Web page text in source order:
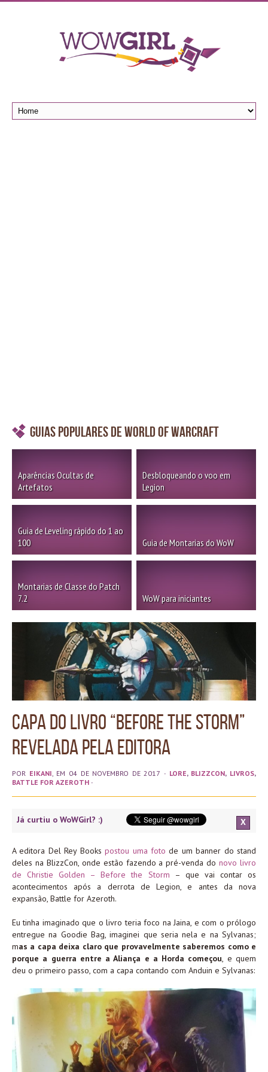
Guias Populares de World of Warcraft
Aparências Ocultas de
Artefatos
Desbloqueando o voo em
Legion
Guia de Leveling rápido do 1 ao
100
Guia de Montarias do WoW
Montarias de Classe do Patch
7.2
WoW para iniciantes
Capa do livro “Before the Storm”
revelada pela editora
POR EIKANI , EM 04 DE NOVEMBRO DE 2017 · LORE, BLIZZCON, LIVROS,
BATTLE FOR AZEROTH ·
Já curtiu o WoWGirl? :) X
A editora Del Rey Bookspostou uma foto de um banner do stand
deles na BlizzCon, onde estão fazendo a pré-venda donovo livro
de Christie Golden – Before the Storm – que vai contar os
acontecimentos após a derrota de Legion, e antes da nova
expansão, Battle for Azeroth.
Eu tinha imaginado que o livro teria foco na Jaina, e com o prólogo
entregue na Goodie Bag, imaginei que seria nela e na Sylvanas;
mas a capa deixa claro que provavelmente saberemos como e
porque a guerra entre a Aliança e a Horda começou, e quem
deu o primeiro passo, com a capa contando com Anduin e Sylvanas: